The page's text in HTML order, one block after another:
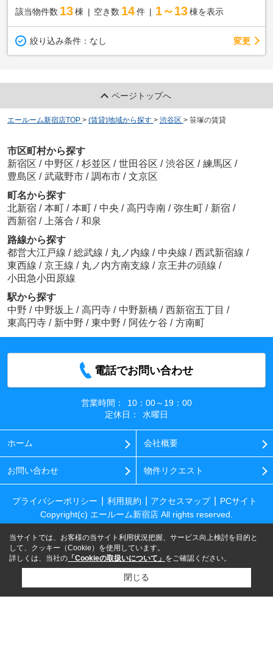
該当物件数 13棟 空き数 14 件 1～13 棟を表示
絞り込み条件： なし 変更
ページトップへ
エールーム新宿店TOP > (賃貸)地域から探す > 渋谷区 > 笹塚の賃貸
市区町村から探す
新宿区 / 中野区 / 杉並区 / 世田谷区 / 渋谷区 / 練馬区 /
豊島区 / 武蔵野市 / 調布市 / 文京区
町名から探す
北新宿 / 本町 / 本町 / 中央 / 高円寺南 / 弥生町 / 新宿 /
西新宿 / 上落合 / 和泉
路線から探す
都営大江戸線 / 総武線 / 丸ノ内線 / 中央線 / 西武新宿線 /
東西線 / 京王線 / 丸ノ内方南支線 / 京王井の頭線 /
小田急小田原線
駅から探す
中野 / 中野坂上 / 高円寺 / 中野新橋 / 西新宿五丁目 /
東高円寺 / 新中野 / 東中野 / 阿佐ケ谷 / 方南町
電話でお問い合わせ
営業時間：
10：00～19：00
定休日：
水曜日
ホーム 会社概要
お問い合わせ 物件リクエスト
プライバシーポリシー 利用規約 アクセスマップ
PCサイト
Copyright(c) エールーム新宿店 All rights reserved.
当サイトでは、お客様の当サイト利用状況把握、サービス向上検討を目的と
して、クッキー（Cookie）を使用しています。
詳しくは、当社の 「Cookieの取扱いについて」 をご確認ください。
閉じる